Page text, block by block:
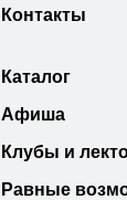
Контакты
Каталог
Афиша
Клубы и
Равные